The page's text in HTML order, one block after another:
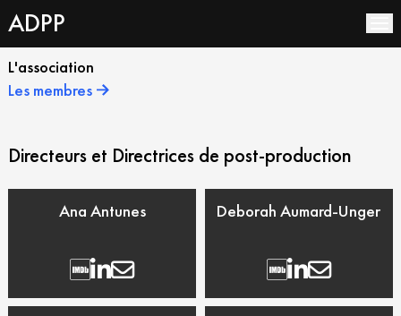
ADPP
L’association
Les Membres
Espace Adhérents
Actualités
L'association
Les membres
Directeurs et Directrices de post-production
Ana Antunes Deborah Aumard-Unger